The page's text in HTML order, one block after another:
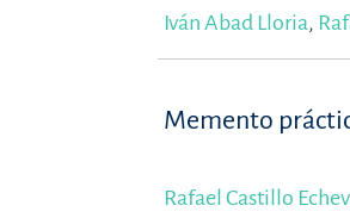
Iván Abad Lloria,
Memento
Rafael Castillo